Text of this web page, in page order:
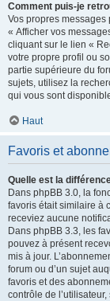
Comment puis-je
Vos propres
« Afficher vos
cliquant sur le lien «
votre propre profil ou
partie supérieure du
sujets, utilisez la
qui vous sont
Haut
Favoris et
Quelle est la
Dans phpBB 3.0, la
favoris était similaire à
receviez aucune
Dans phpBB 3.3, les
pouvez à présent
mis à jour.
forum ou d’un sujet
favoris et des
contrôle de